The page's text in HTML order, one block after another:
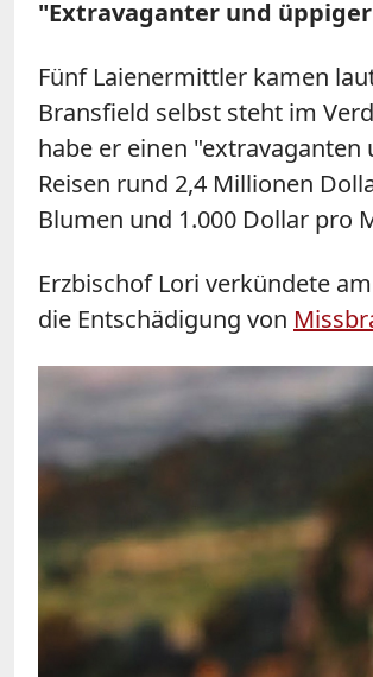
"Extravaganter und
Fünf Laienermittler kamen
Bransfield selbst steht im
habe er einen
Reisen rund 2,4 Millionen
Blumen und 1.000 Dollar pro
Erzbischof Lori verkündete
die Entschädigung von